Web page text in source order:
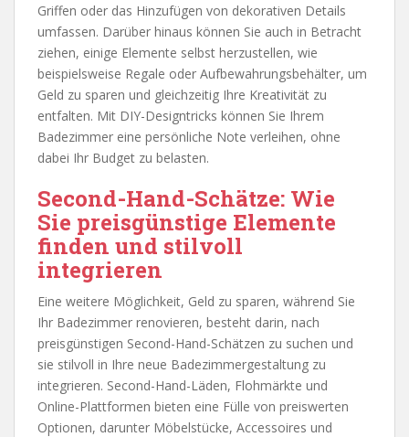
Griffen oder das Hinzufügen von dekorativen Details
umfassen. Darüber hinaus können Sie auch in Betracht
ziehen, einige Elemente selbst herzustellen, wie
beispielsweise Regale oder Aufbewahrungsbehälter, um
Geld zu sparen und gleichzeitig Ihre Kreativität zu
entfalten. Mit DIY-Designtricks können Sie Ihrem
Badezimmer eine persönliche Note verleihen, ohne
dabei Ihr Budget zu belasten.
Second-Hand-Schätze: Wie
Sie preisgünstige Elemente
finden und stilvoll
integrieren
Eine weitere Möglichkeit, Geld zu sparen, während Sie
Ihr Badezimmer renovieren, besteht darin, nach
preisgünstigen Second-Hand-Schätzen zu suchen und
sie stilvoll in Ihre neue Badezimmergestaltung zu
integrieren. Second-Hand-Läden, Flohmärkte und
Online-Plattformen bieten eine Fülle von preiswerten
Optionen, darunter Möbelstücke, Accessoires und